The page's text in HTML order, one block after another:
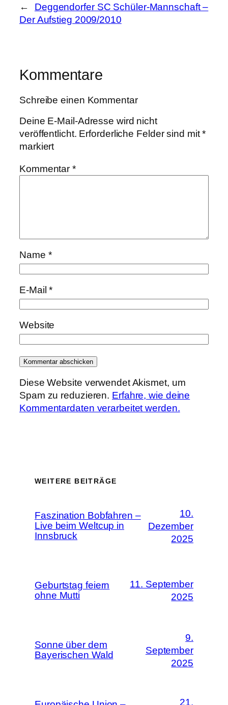
←
Deggendorfer SC Schüler-Mannschaft –
Der Aufstieg 2009/2010
Kommentare
Schreibe einen Kommentar
Deine E-Mail-Adresse wird nicht
veröffentlicht. Erforderliche Felder sind mit*
markiert
Kommentar*
Name *
E-Mail*
Website
Diese Website verwendet Akismet, um
Spam zu reduzieren. Erfahre, wie deine
Kommentardaten verarbeitet werden.
WEITERE BEITRÄGE
Faszination Bobfahren –
Live beim Weltcup in
Innsbruck
10.
Dezember
2025
Geburtstag feiern
ohne Mutti
11. September
2025
Sonne über dem
Bayerischen Wald
9.
September
2025
21.